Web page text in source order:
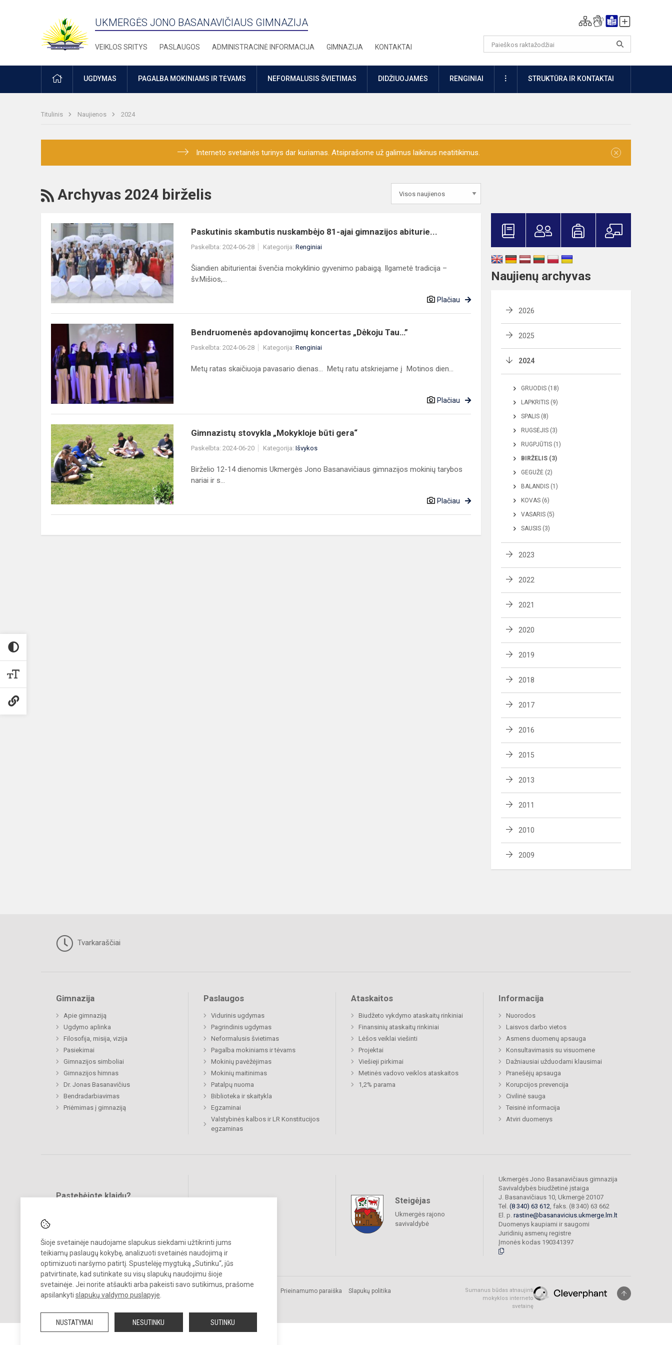
Šioje svetainėje naudojame slapukus siekdami užtikrinti jums
teikiamų paslaugų kokybę, analizuoti svetainės naudojimą ir
optimizuoti naršymo patirtį. Spustelėję mygtuką „Sutinku“, jūs
patvirtinate, kad sutinkate su visų slapukų naudojimu šioje
svetainėje. Jei norite atšaukti arba pakeisti savo sutikimus, prašome
apsilankyti slapukų valdymo puslapyje
NUSTATYMAI NESUTINKU SUTINKU
UKMERGĖS JONO BASANAVIČIAUS GIMNAZIJA
VEIKLOS SRITYS PASLAUGOS ADMINISTRACINĖ INFORMACIJA GIMNAZIJA KONTAKTAI
PRADŽIAUGDYMAS PAGALBA MOKINIAMS IR TĖVAMS NEFORMALUSIS ŠVIETIMAS DIDŽIUOJAMĖS RENGINIAI DAUGIAUSTRUKTŪRA IR KONTAKTAI
Titulinis Naujienos 2024
Interneto svetainės turinys dar kuriamas. Atsiprašome už galimus laikinus neatitikimus. ×
RSS
Archyvas 2024 birželis
Paskutinis
skambutis
nuskambėjo
81-
ajai
gimnazijos
abiturie...
Paskutinis skambutis nuskambėjo 81-ajai gimnazijos abiturie...
Paskelbta: 2024-06-28 Kategorija: Renginiai
Šiandien abiturientai švenčia mokyklinio gyvenimo pabaigą. Ilgametė tradicija –
šv.Mišios,...
Plačiau
Bendruomenės
apdovanojimų
koncertas
„Dėkoju
Tau…”
Bendruomenės apdovanojimų koncertas „Dėkoju Tau…”
Paskelbta: 2024-06-28 Kategorija: Renginiai
Metų ratas skaičiuoja pavasario dienas... Metų ratu atskriejame į Motinos dien...
Plačiau
Gimnazistų
stovykla
„Mokykloje
būti
gera“
Gimnazistų stovykla „Mokykloje būti gera“
Paskelbta: 2024-06-20 Kategorija: Išvykos
Birželio 12-14 dienomis Ukmergės Jono Basanavičiaus gimnazijos mokinių tarybos
nariai ir s...
Plačiau
Naujienų archyvas
2026
2025
2024
GRUODIS (18)
LAPKRITIS (9)
SPALIS (8)
RUGSĖJIS (3)
RUGPJŪTIS (1)
BIRŽELIS (3)
GEGUŽĖ (2)
BALANDIS (1)
KOVAS (6)
VASARIS (5)
SAUSIS (3)
2023
2022
2021
2020
2019
2018
2017
2016
2015
2013
2011
2010
2009
Tvarkaraščiai
Gimnazija
Apie gimnaziją
Ugdymo aplinka
Filosofija, misija, vizija
Pasiekimai
Gimnazijos simboliai
Gimnazijos himnas
Dr. Jonas Basanavičius
Bendradarbiavimas
Priėmimas į gimnaziją
Paslaugos
Vidurinis ugdymas
Pagrindinis ugdymas
Neformalusis švietimas
Pagalba mokiniams ir tėvams
Mokinių pavėžėjimas
Mokinių maitinimas
Patalpų nuoma
Biblioteka ir skaitykla
Egzaminai
Valstybinės kalbos ir LR Konstitucijos
egzaminas
Ataskaitos
Biudžeto vykdymo ataskaitų rinkiniai
Finansinių ataskaitų rinkiniai
Lėšos veiklai viešinti
Projektai
Viešieji pirkimai
Metinės vadovo veiklos ataskaitos
1,2% parama
Informacija
Nuorodos
Laisvos darbo vietos
Asmens duomenų apsauga
Konsultavimasis su visuomene
Dažniausiai užduodami klausimai
Pranešėjų apsauga
Korupcijos prevencija
Civilinė sauga
Teisinė informacija
Atviri duomenys
Pastebėjote klaidų?
Steigėjas
Ukmergės rajono
savivaldybė
Ukmergės Jono Basanavičiaus gimnazija
Savivaldybės biudžetinė įstaiga
J. Basanavičiaus 10, Ukmergė 20107
Tel. (8 340) 63 612, faks. (8 340) 63 662
El. p. rastine@basanavicius.ukmerge.lm.lt
Duomenys kaupiami ir saugomi
Juridinių asmenų registre
Įmonės kodas 190341397
© 2023. Ukmergės Jono Basanavičiaus gimnazija. Visos teisės saugomos.
Kopijuoti turinį be raštiško gimnazijos sutikimo griežtai draudžiama.
Prieinamumo paraiška Slapukų politika
Sumanus būdas atnaujinti
mokyklos interneto
svetainę